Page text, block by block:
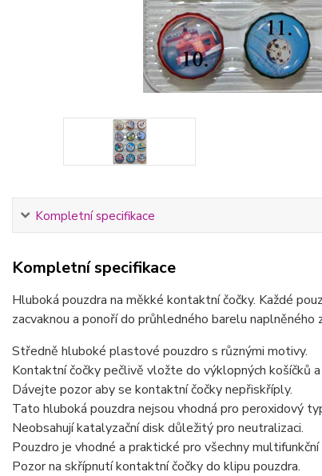
Kompletní specifikace
Kompletní specifikace
Hluboká pouzdra na měkké kontaktní čočky. Každé
zacvaknou a ponoří do průhledného barelu naplněného
Středně hluboké plastové pouzdro s různými motivy.
Kontaktní čočky pečlivě vložte do výklopných košíčků
Dávejte pozor aby se kontaktní čočky nepřiskříply.
Tato hluboká pouzdra nejsou vhodná pro peroxidový
Neobsahují katalyzační disk důležitý pro neutralizaci.
Pouzdro je vhodné a praktické pro všechny
Pozor na skřípnutí kontaktní čočky do klipu pouzdra.